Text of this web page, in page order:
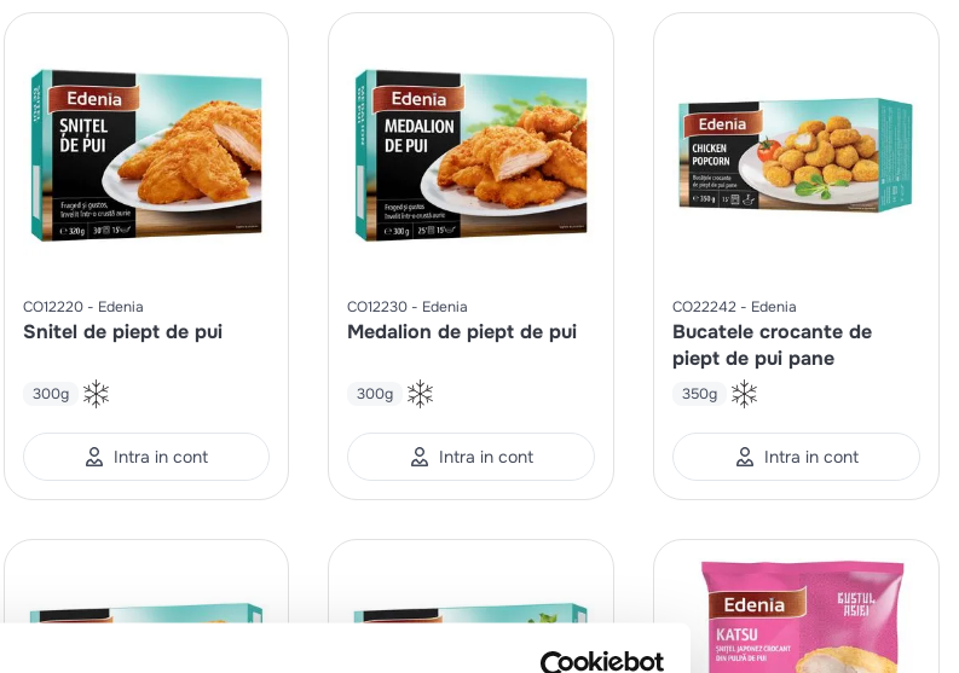
CO12220 Edenia
Snitel de piept de pui
300g
Intra in cont
CO12230 Edenia
Medalion de piept de pui
300g
Intra in cont
CO22242 Edenia
Bucatele crocante de
piept de pui pane
350g
Intra in cont